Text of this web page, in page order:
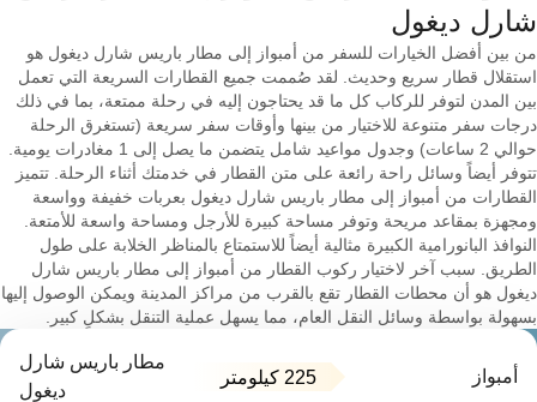
شارل ديغول
من بين أفضل الخيارات للسفر من أمبواز إلى مطار باريس شارل ديغول هو
استقلال قطار سريع وحديث. لقد صُممت جميع القطارات السريعة التي تعمل
بين المدن لتوفر للركاب كل ما قد يحتاجون إليه في رحلة ممتعة، بما في ذلك
درجات سفر متنوعة للاختيار من بينها وأوقات سفر سريعة (تستغرق الرحلة
حوالي 2 ساعات) وجدول مواعيد شامل يتضمن ما يصل إلى 1 مغادرات يومية.
تتوفر أيضاً وسائل راحة رائعة على متن القطار في خدمتك أثناء الرحلة. تتميز
القطارات من أمبواز إلى مطار باريس شارل ديغول بعربات خفيفة وواسعة
ومجهزة بمقاعد مريحة وتوفر مساحة كبيرة للأرجل ومساحة واسعة للأمتعة.
النوافذ البانورامية الكبيرة مثالية أيضاً للاستمتاع بالمناظر الخلابة على طول
الطريق. سبب آخر لاختيار ركوب القطار من أمبواز إلى مطار باريس شارل
ديغول هو أن محطات القطار تقع بالقرب من مراكز المدينة ويمكن الوصول إليها
بسهولة بواسطة وسائل النقل العام، مما يسهل عملية التنقل بشكلٍ كبير.
أمبواز 225 كيلومتر
مطار باريس شارل
ديغول